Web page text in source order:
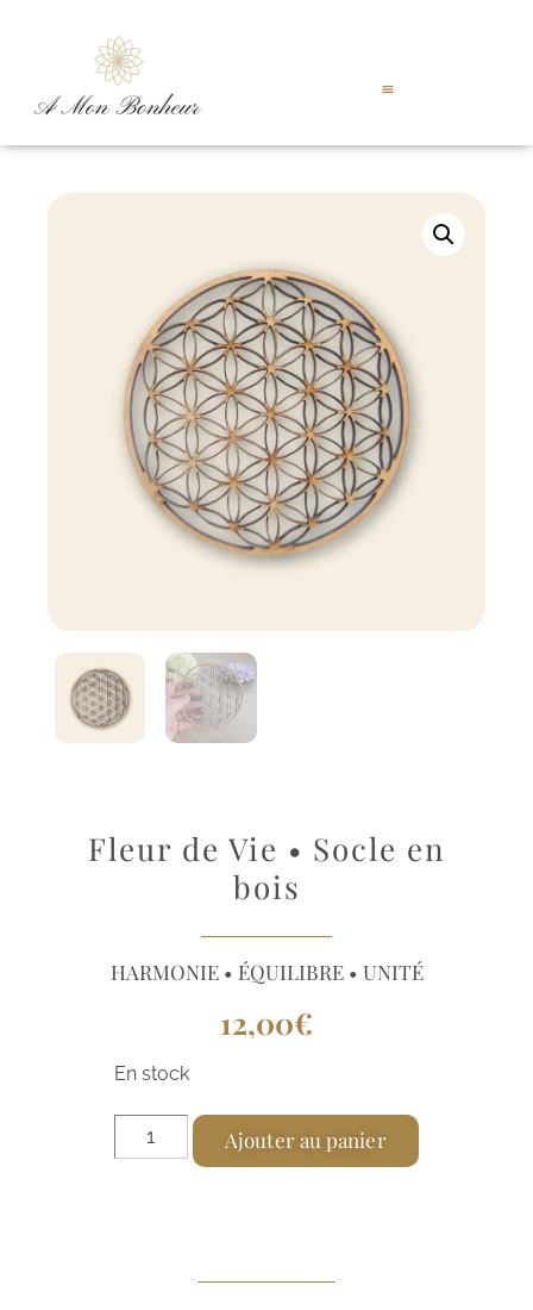
Fleur de Vie • Socle en
bois
HARMONIE • ÉQUILIBRE • UNITÉ
12,00€
En stock
Ajouter au panier